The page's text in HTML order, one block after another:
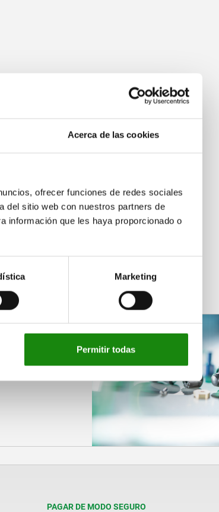
Acerca de las cookies
ofrecer funciones de redes sociales
del sitio web con nuestros partners de
información que les haya proporcionado o
Marketing
Permitir todas
PAGAR DE MODO SEGURO